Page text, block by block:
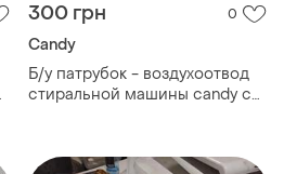
300 грн 0
Candy
Б/у патрубок - воздухоотвод
стиральной машины candy с